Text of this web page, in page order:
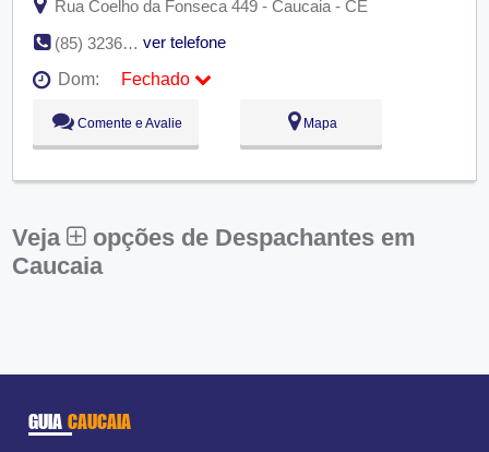
Rua Coelho da Fonseca 449 - Caucaia - CE
(85) 3236-0157
ver telefone
Dom:
Fechado
Seg:
Ter:
09:00 - 18:00
Qua:
09:00 - 18:00
Sex:
09:00 - 18:00
Dom:
Fechado
Comente e Avalie Mapa
Veja
opções de Despachantes em
Caucaia
GUIA CAUCAIA